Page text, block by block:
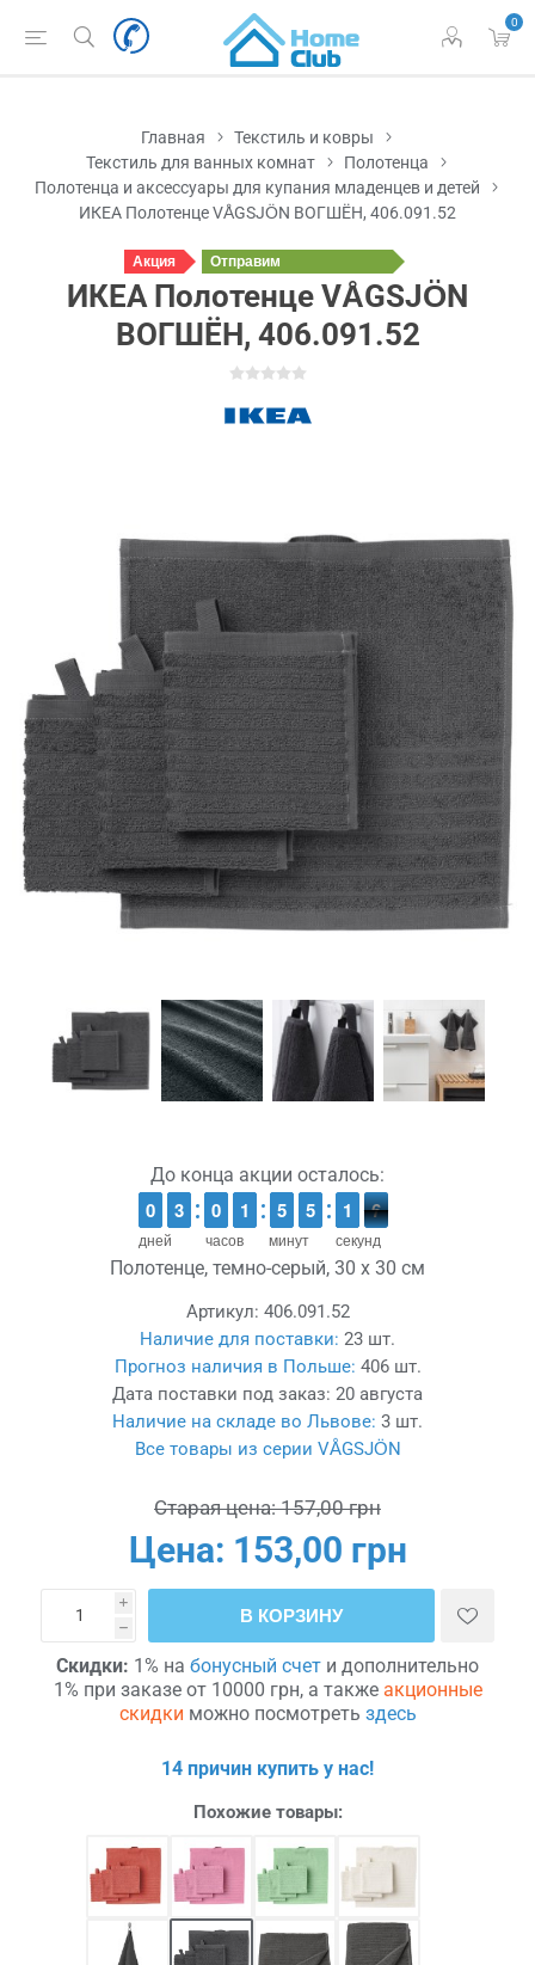
0
Главная
Текстиль и ковры
Текстиль для ванных комнат
Полотенца
Полотенца и аксессуары для купания младенцев и детей
ИКЕА Полотенце VÅGSJÖN ВОГШЁН, 406.091.52
Акция
Отправим
сегодня
ИКЕА Полотенце VÅGSJÖN
ВОГШЁН, 406.091.52
До конца акции осталось:
дней
9
9
0
0 2
2
3
3
часов
9
9
0
0 1
1
1
1
минут
4
4
5
5 4
4
5
5
секунд
2
1
1 6
5
5
Полотенце, темно-серый, 30 x 30 см
Артикул: 406.091.52
Наличие для поставки: 23 шт.
Прогноз наличия в Польше: 406 шт.
Дата поставки под заказ: 20 августа
Наличие на складе во Львове: 3 шт.
Все товары из серии VÅGSJÖN
Старая цена: 157,00 грн
Цена: 153,00 грн
i
h
В КОРЗИНУ
Скидки: 1% на бонусный счет и дополнительно
1% при заказе от 10000 грн, а также акционные
скидки можно посмотреть здесь
14 причин купить у нас!
Похожие товары: